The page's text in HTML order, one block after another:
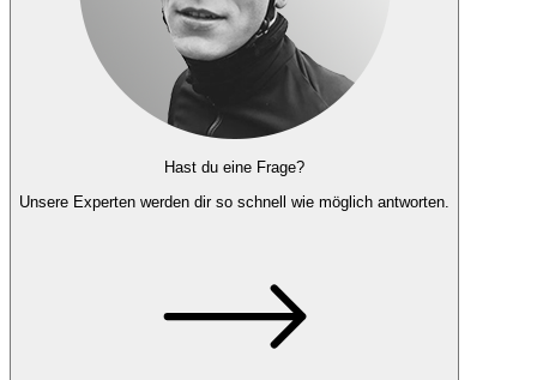
Hast du eine Frage?
Unsere Experten werden dir so schnell wie möglich antworten.